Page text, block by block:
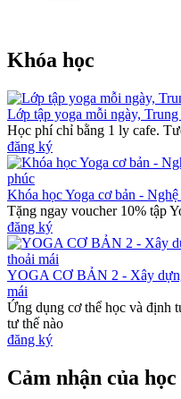
Khóa học
Lớp tập yoga mỗi ngày,
Học phí chỉ bằng 1 ly cafe.
đăng ký
Khóa học Yoga cơ bản -
Tặng ngay voucher 10% tập
đăng ký
YOGA CƠ BẢN 2 - Xây
mái
Ứng dụng cơ thể học và định
tư thế nào
đăng ký
Cảm nhận của